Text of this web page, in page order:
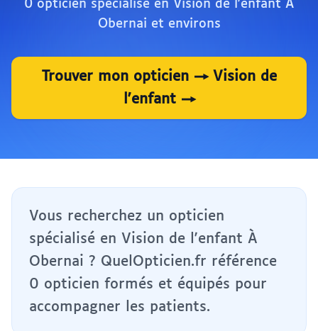
0 opticien spécialisé en Vision de l'enfant À
Obernai et environs
Trouver mon opticien → Vision de
l'enfant →
Vous recherchez un opticien
spécialisé en Vision de l'enfant À
Obernai ? QuelOpticien.fr référence
0 opticien formés et équipés pour
accompagner les patients.